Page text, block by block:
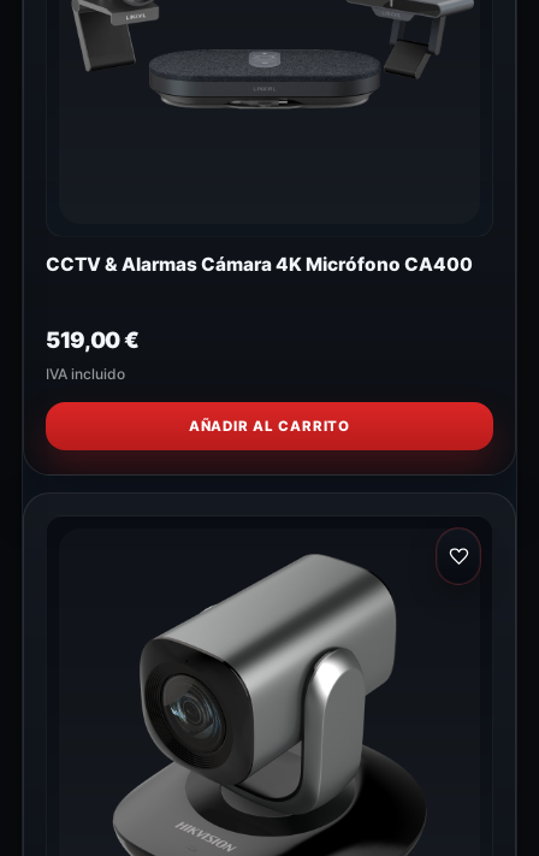
CCTV & Alarmas Cámara 4K Micrófono CA400
519,00€
IVA incluido
AÑADIR AL CARRITO